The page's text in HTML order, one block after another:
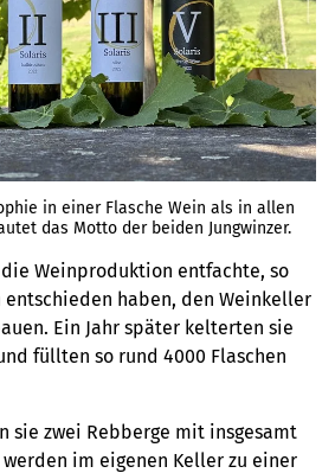
in einer Flasche Wein als in allen
das Motto der beiden Jungwinzer.
Weinproduktion entfachte, so
haben, den Weinkeller
Ein Jahr später kelterten sie
füllten so rund 4000 Flaschen
sie zwei Rebberge mit insgesamt
werden im eigenen Keller zu einer